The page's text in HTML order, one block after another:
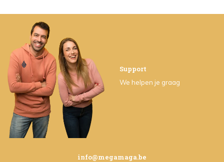
Support
We helpen je graag
info@megamaga.be